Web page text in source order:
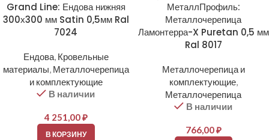
Grand Line: Ендова нижняя
300х300 мм Satin 0,5мм Ral
7024
Ендова, Кровельные
материалы, Металлочерепица
и комплектующие
В наличии
4 251,00₽
В КОРЗИНУ
МеталлПрофиль:
Металлочерепица
Ламонтерра-X Puretan 0,5 мм
Ral 8017
Металлочерепица и
комплектующие,
Металлочерепица
В наличии
766,00₽